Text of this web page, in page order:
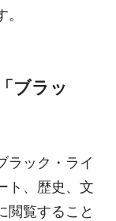
ブラッ
ラック・ライ
ト、歴史、文
閲覧すること